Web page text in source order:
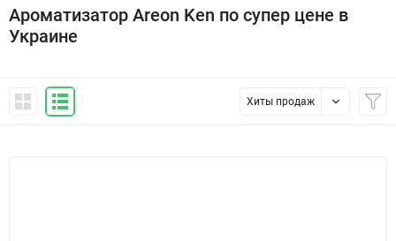
Ароматизатор Areon Ken по супер цене в
Украине
Хиты продаж